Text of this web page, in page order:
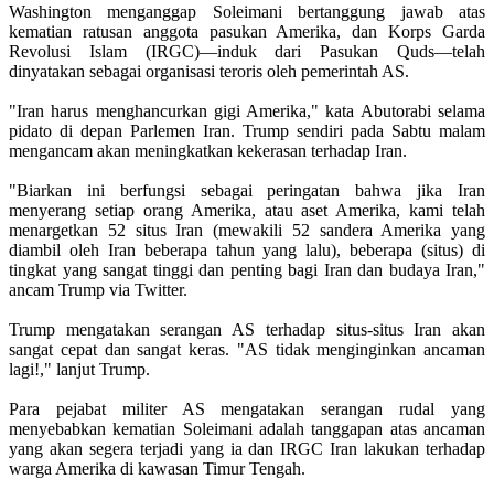
Washington menganggap Soleimani bertanggung jawab atas
kematian ratusan anggota pasukan Amerika, dan Korps Garda
Revolusi Islam (IRGC)—induk dari Pasukan Quds—telah
dinyatakan sebagai organisasi teroris oleh pemerintah AS.
"Iran harus menghancurkan gigi Amerika," kata Abutorabi selama
pidato di depan Parlemen Iran. Trump sendiri pada Sabtu malam
mengancam akan meningkatkan kekerasan terhadap Iran.
"Biarkan ini berfungsi sebagai peringatan bahwa jika Iran
menyerang setiap orang Amerika, atau aset Amerika, kami telah
menargetkan 52 situs Iran (mewakili 52 sandera Amerika yang
diambil oleh Iran beberapa tahun yang lalu), beberapa (situs) di
tingkat yang sangat tinggi dan penting bagi Iran dan budaya Iran,"
ancam Trump via Twitter.
Trump mengatakan serangan AS terhadap situs-situs Iran akan
sangat cepat dan sangat keras. "AS tidak menginginkan ancaman
lagi!," lanjut Trump.
Para pejabat militer AS mengatakan serangan rudal yang
menyebabkan kematian Soleimani adalah tanggapan atas ancaman
yang akan segera terjadi yang ia dan IRGC Iran lakukan terhadap
warga Amerika di kawasan Timur Tengah.